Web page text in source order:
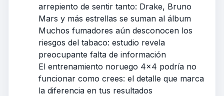
arrepiento de sentir tanto: Drake, Bruno
Mars y más estrellas se suman al álbum
Muchos fumadores aún desconocen los
riesgos del tabaco: estudio revela
preocupante falta de información
El entrenamiento noruego 4×4 podría no
funcionar como crees: el detalle que marca
la diferencia en tus resultados